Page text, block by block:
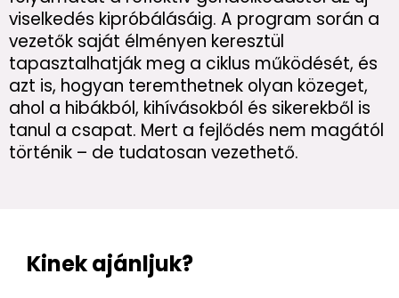
viselkedés kipróbálásáig. A program során a
vezetők saját élményen keresztül
tapasztalhatják meg a ciklus működését, és
azt is, hogyan teremthetnek olyan közeget,
ahol a hibákból, kihívásokból és sikerekből is
tanul a csapat. Mert a fejlődés nem magától
történik – de tudatosan vezethető.
Kinek ajánljuk?